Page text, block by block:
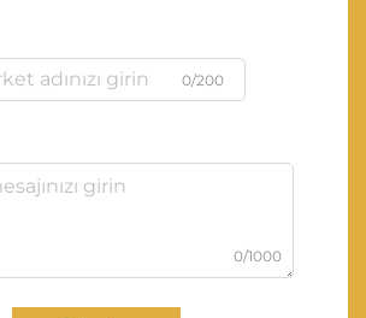
0/200
0/1000